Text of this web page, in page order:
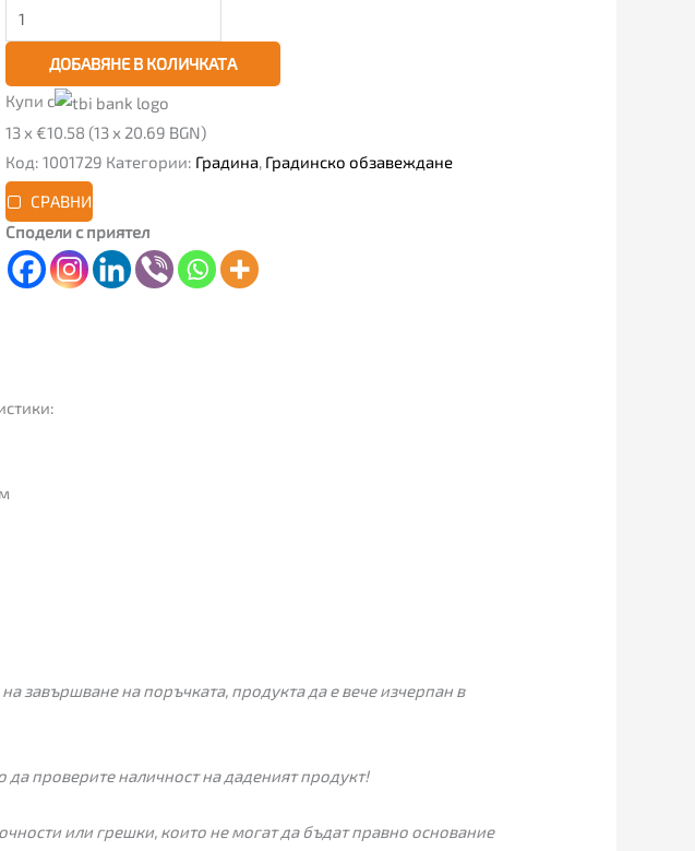
ДОБАВЯНЕ В КОЛИЧКАТА
Купи с
13 x €10.58 (13 x 20.69 BGN)
Код: 1001729 Категории: Градина, Градинско обзавеждане
СРАВНИ
Сподели с приятел
завършване на поръчката, продукта да е вече изчерпан в
проверите наличност на даденият продукт!
или грешки, които не могат да бъдат правно основание